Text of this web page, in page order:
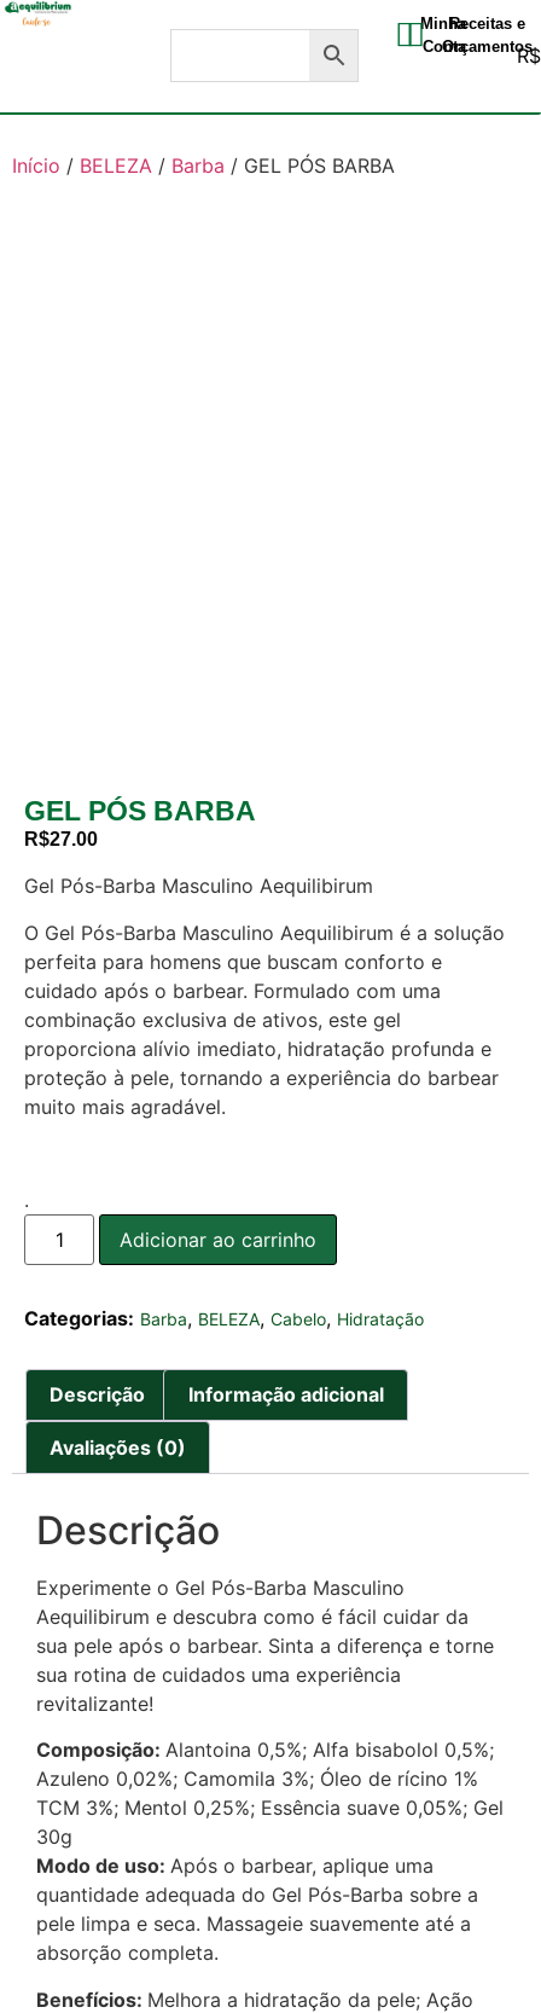
Minha
Conta
Receitas e
Orçamentos
R$
Início / BELEZA / Barba / GEL PÓS BARBA
GEL PÓS BARBA
R$27.00
Gel Pós-Barba Masculino Aequilibirum
O Gel Pós-Barba Masculino Aequilibirum é a solução
perfeita para homens que buscam conforto e
cuidado após o barbear. Formulado com uma
combinação exclusiva de ativos, este gel
proporciona alívio imediato, hidratação profunda e
proteção à pele, tornando a experiência do barbear
muito mais agradável.
.
Adicionar ao carrinho
Categorias: Barba, BELEZA, Cabelo, Hidratação
Descrição Informação adicional
Avaliações (0)
Descrição
Experimente o Gel Pós-Barba Masculino
Aequilibirum e descubra como é fácil cuidar da
sua pele após o barbear. Sinta a diferença e torne
sua rotina de cuidados uma experiência
revitalizante!
Composição: Alantoina 0,5%; Alfa bisabolol 0,5%;
Azuleno 0,02%; Camomila 3%; Óleo de rícino 1%
TCM 3%; Mentol 0,25%; Essência suave 0,05%; Gel
30g
Modo de uso: Após o barbear, aplique uma
quantidade adequada do Gel Pós-Barba sobre a
pele limpa e seca. Massageie suavemente até a
absorção completa.
Benefícios: Melhora a hidratação da pele; Ação